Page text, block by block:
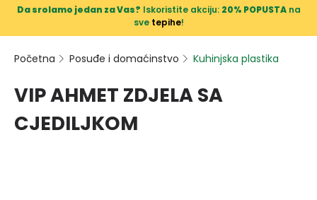
Da srolamo jedan za Vas? Iskoristite akciju: 20% POPUSTAna
sve tepihe!
Početna Posuđe i domaćinstvo Kuhinjska plastika
VIP AHMET ZDJELA SA
CJEDILJKOM